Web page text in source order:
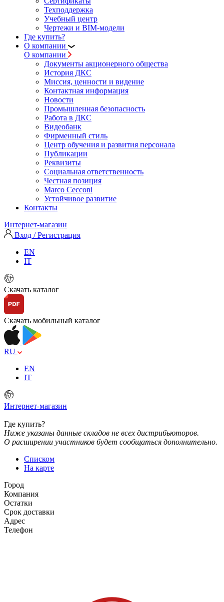
Техподдержка
Учебный центр
Чертежи и BIM-модели
Где купить?
О компании
О компании
Документы акционерного общества
История ДКС
Миссия, ценности и видение
Контактная информация
Новости
Промышленная безопасность
Работа в ДКС
Видеобанк
Фирменный стиль
Центр обучения и развития персонала
Публикации
Реквизиты
Социальная ответственность
Честная позиция
Marco Cecconi
Устойчивое развитие
Контакты
Интернет-магазин
Вход / Регистрация
EN
IT
Скачать каталог
Скачать мобильный каталог
RU
EN
IT
Интернет-магазин
Где купить?
Ниже указаны данные складов не всех дистрибьюторов.
О расширении участников будет сообщаться дополнительно.
Списком
На карте
Город
Компания
Остатки
Срок доставки
Адрес
Телефон